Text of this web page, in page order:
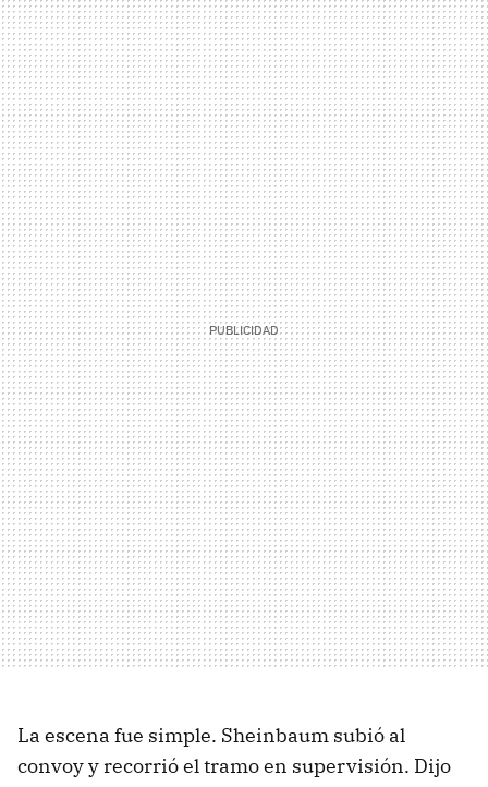
La escena fue simple. Sheinbaum subió al
convoy y recorrió el tramo en supervisión. Dijo